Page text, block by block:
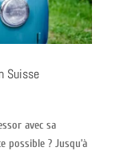
Suisse
avec sa
possible ? Jusqu’à